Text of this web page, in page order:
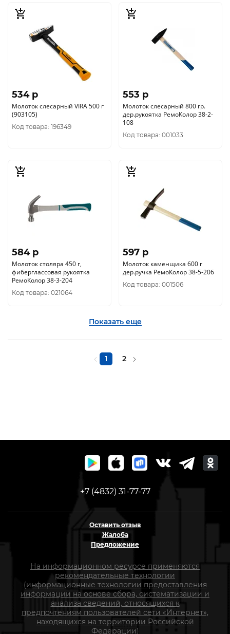
534 p
Молоток слесарный VIRA 500 г
(903105)
Код товара: 196349
553 p
Молоток слесарный 800 гр.
дер.рукоятка РемоКолор 38-2-
108
Код товара: 001033
584 p
Молоток столяра 450 г,
фиберглассовая рукоятка
РемоКолор 38-3-204
Код товара: 021064
597 p
Молоток каменщика 600 г
дер.ручка РемоКолор 38-5-206
Код товара: 001506
Показать еще
1 2
+7 (4832) 31-77-77
Оставить отзыв
Жалоба
Предложение
На информационном ресурсе применяются
рекомендательные технологии
(информационные технологии предоставления
информации на основе сбора, систематизации и
анализа сведений, относящихся к
предпочтениям пользователей сети «Интернет»,
находящихся на территории Российской
Федерации)